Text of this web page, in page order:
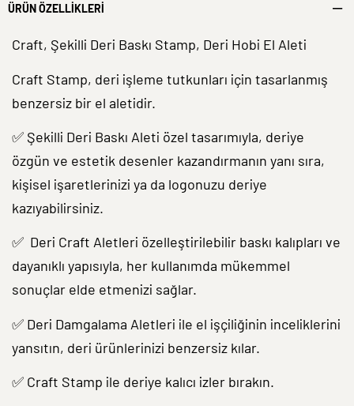
ÜRÜN ÖZELLIKLERI
Craft, Şekilli Deri Baskı Stamp, Deri Hobi El Aleti
Craft Stamp, deri işleme tutkunları için tasarlanmış
benzersiz bir el aletidir.
✅ Şekilli Deri Baskı Aleti özel tasarımıyla, deriye
özgün ve estetik desenler kazandırmanın yanı sıra,
kişisel işaretlerinizi ya da logonuzu deriye
kazıyabilirsiniz.
✅ Deri Craft Aletleri özelleştirilebilir baskı kalıpları ve
dayanıklı yapısıyla, her kullanımda mükemmel
sonuçlar elde etmenizi sağlar.
✅ Deri Damgalama Aletleri ile el işçiliğinin inceliklerini
yansıtın, deri ürünlerinizi benzersiz kılar.
✅ Craft Stamp ile deriye kalıcı izler bırakın.